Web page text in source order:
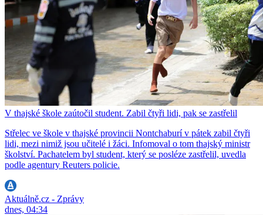
V thajské škole zaútočil student. Zabil čtyři lidi, pak se zastřelil
Střelec ve škole v thajské provincii Nontchaburí v pátek zabil čtyři
lidi, mezi nimiž jsou učitelé i žáci. Infomoval o tom thajský ministr
školství. Pachatelem byl student, který se posléze zastřelil, uvedla
podle agentury Reuters policie.
Aktuálně.cz - Zprávy
dnes, 04:34